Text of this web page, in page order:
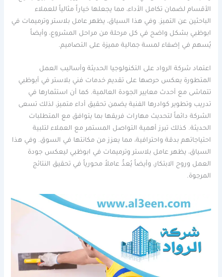
الأقسام لضمان تكامل الأداء، مما يجعلها خياراً مثالياً للعملاء
الباحثين عن التميز. وفي هذا السياق، يظهر عامل بلاستر وترميمات في
ابوظبي بشكل واضح في كل مرحلة من مراحل المشروع، وأيضاً
يُسهم في إضفاء لمسة جمالية مميزة على التصاميم.
اعتماد شركة الرواد على التكنولوجيا الحديثة وأساليب العمل
المتطورة يعكس حرصها على تقديم خدمات فني بلاستر في أبوظبي
تتماشى مع أحدث معايير الجودة العالمية. كما أن استثمارها في
تدريب وتطوير كوادرها الفنية يضمن تحقيق أداء متميز، لذلك تسعى
الشركة دائماً لتحديث مهارات فريقها بما يتوافق مع المتطلبات
الحديثة. كذلك تبرز أهمية التواصل المستمر مع العملاء لتلبية
احتياجاتهم بدقة واحترافية، مما يعزز من مكانتها في السوق. وفي هذا
السياق، يظهر عامل بلاستر وترميمات في ابوظبي ليعكس جودة
العمل وروح الابتكار، وأيضاً يُعدُّ عاملاً محورياً في تحقيق النتائج
المرجوة.